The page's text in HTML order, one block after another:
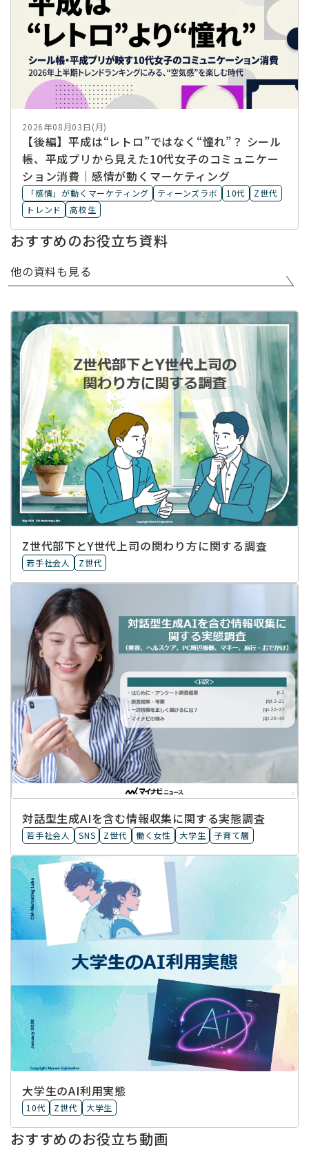
2026年08月03日(月)
【後編】平成は“レトロ”ではなく“憧れ”？ シール
帳、平成プリから見えた10代女子のコミュニケー
ション消費｜感情が動くマーケティング
「感情」が動くマーケティング ティーンズラボ 10代
Z世代
トレンド
高校生
おすすめのお役立ち資料
他の資料も見る
Z世代部下とY世代上司の関わり方に関する調査
若手社会人 Z世代
対話型生成AIを含む情報収集に​関する実態調査
若手社会人 SNS Z世代 働く女性 大学生 子育て層
大学生のAI利用実態
10代 Z世代 大学生
おすすめのお役立ち動画